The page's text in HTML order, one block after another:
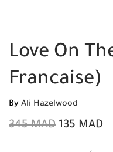
Love On
Francaise)
By Ali Hazelwood
345MAD 135 MAD